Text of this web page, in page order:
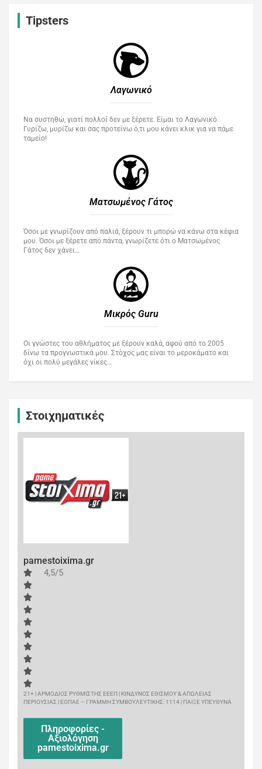
Tipsters
Λαγωνικό
Να συστηθώ, γιατί πολλοί δεν με ξέρετε. Είμαι το Λαγωνικό.
Γυρίζω, μυρίζω και σας προτείνω ό,τι μου κάνει κλικ για να πάμε
ταμείο!
Ματσωμένος Γάτος​
Όσοι με γνωρίζουν από παλιά, ξέρουν τι μπορώ να κάνω στα κέφια
μου. Όσοι με ξέρετε από πάντα, γνωρίζετε ότι ο Ματσωμένος
Γάτος δεν χάνει…
Μικρός Guru​
Οι γνώστες του αθλήματος με ξέρουν καλά, αφού από το 2005
δίνω τα προγνωστικά μου. Στόχος μας είναι το μεροκάματο και
όχι οι πολύ μεγάλες νίκες…
Στοιχηματικές
pamestoixima.gr
4,5/5
21+ | ΑΡΜΟΔΙΟΣ ΡΥΘΜΙΣΤΗΣ ΕΕΕΠ | ΚΙΝΔΥΝΟΣ ΕΘΙΣΜΟΥ & ΑΠΩΛΕΙΑΣ
ΠΕΡΙΟΥΣΙΑΣ | ΕΟΠΑΕ – ΓΡΑΜΜΗ ΣΥΜΒΟΥΛΕΥΤΙΚΗΣ: 1114 | ΠΑΙΞΕ ΥΠΕΥΘΥΝΑ
Πληροφορίες -
Αξιολόγηση
pamestoixima.gr